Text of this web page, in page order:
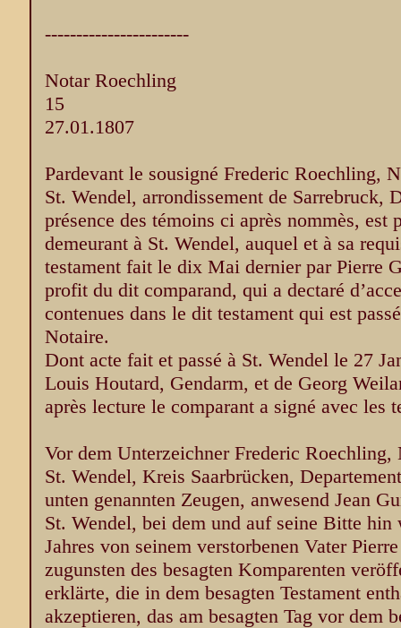
-----------------------
Notar Roechling
15
27.01.1807
Pardevant le sousigné Frederic Roechling,
St. Wendel, arrondissement de Sarrebruck,
présence des témoins ci après nommès, est
demeurant à St. Wendel, auquel et à sa
testament fait le dix Mai dernier par Pierre
profit du dit comparand, qui a dectaré
contenues dans le dit testament qui est
Notaire.
Dont acte fait et passé à St. Wendel le 27
Louis Houtard, Gendarm, et de Georg
après lecture le comparant a signé avec les
Vor dem Unterzeichner Frederic
St. Wendel, Kreis Saarbrücken,
unten genannten Zeugen, anwesend Jean
St. Wendel, bei dem und auf seine Bitte
Jahres von seinem verstorbenen Vater
zugunsten des besagten Komparenten
erklärte, die in dem besagten Testament
akzeptieren, das am besagten Tag vor dem